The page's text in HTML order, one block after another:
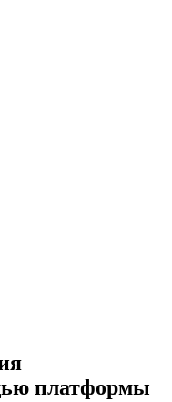
платформы